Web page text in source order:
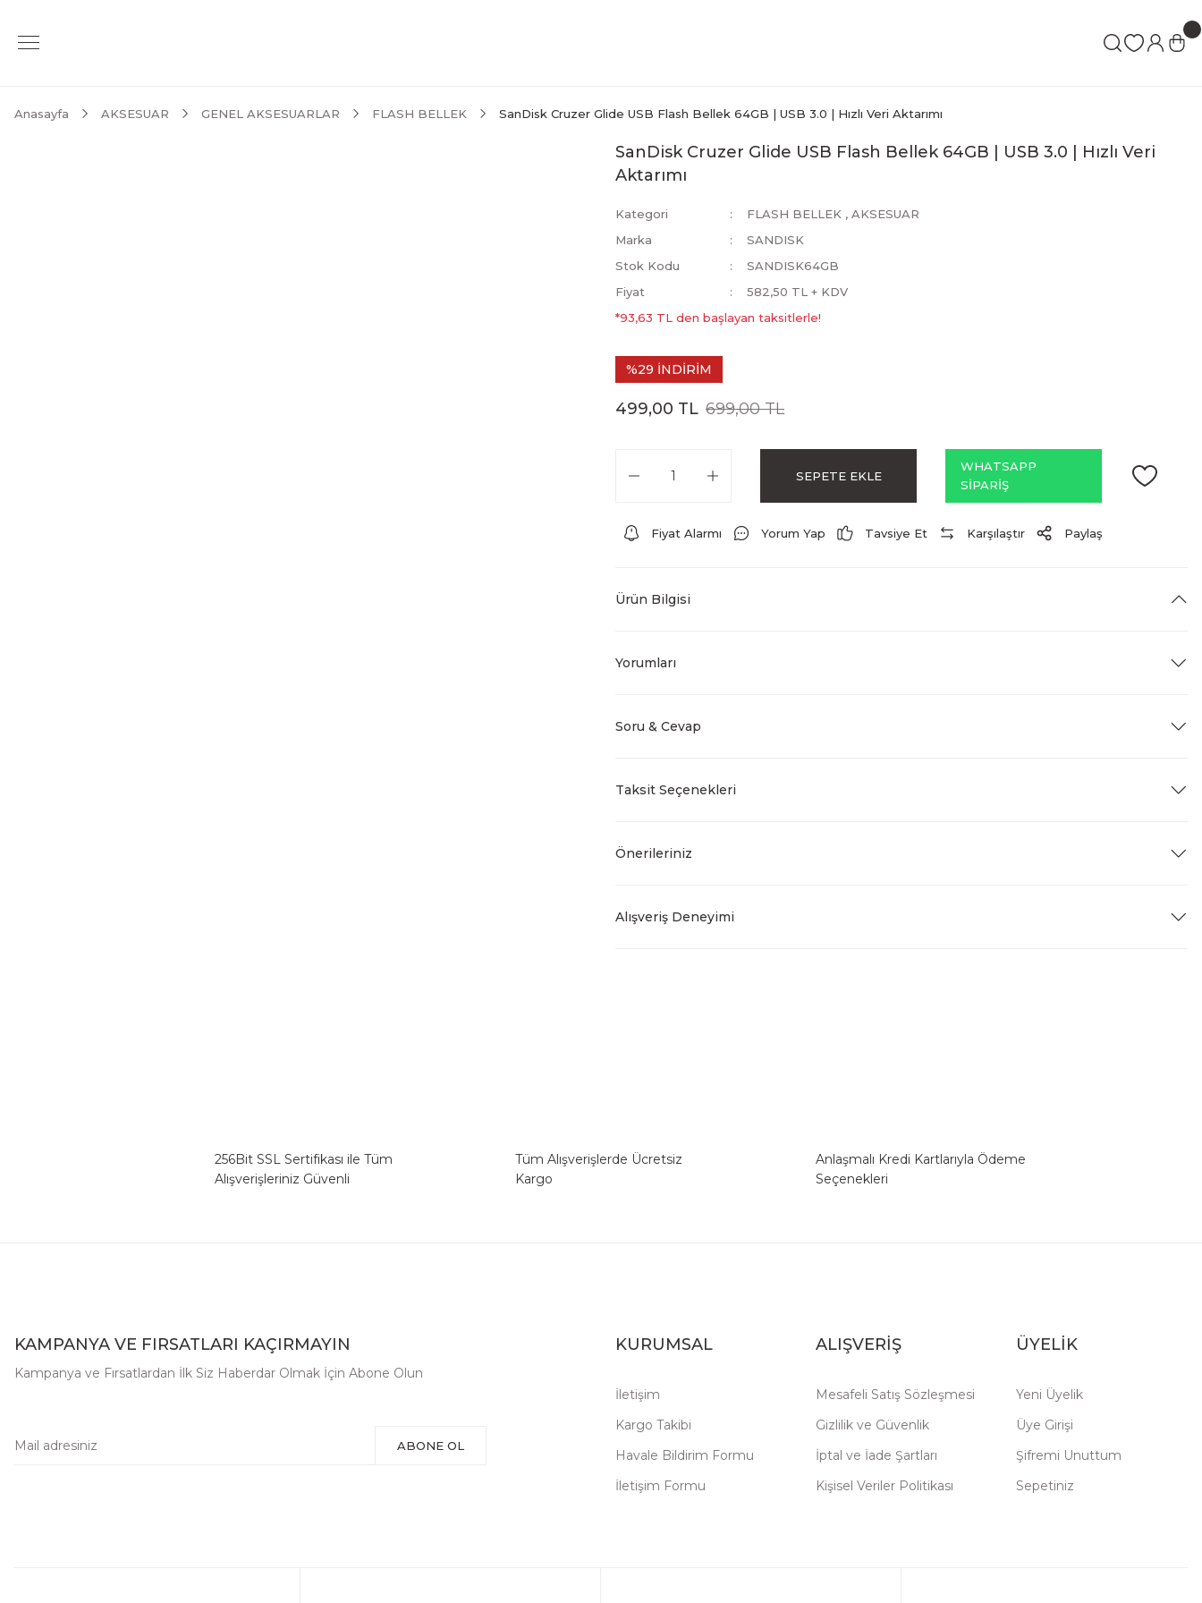
Anasayfa AKSESUAR GENEL AKSESUARLAR FLASH BELLEK SanDisk Cruzer Glide USB Flash Bellek 64GB | USB 3.0 | Hızlı Veri Aktarımı
SanDisk Cruzer Glide USB Flash Bellek 64GB | USB 3.0 | Hızlı Veri
Aktarımı
Kategori FLASH BELLEK , AKSESUAR
Marka
SANDISK
Stok Kodu
SANDISK64GB
Fiyat
582,50 TL + KDV
*93,63 TL den başlayan taksitlerle!
%29 İNDİRİM
499,00 TL 699,00 TL
SEPETE EKLE
WHATSAPP
SİPARİŞ
Fiyat Alarmı Yorum Yap Tavsiye Et Karşılaştır Paylaş
Ürün Bilgisi
Yorumları
Soru & Cevap
Taksit Seçenekleri
Önerileriniz
Alışveriş Deneyimi
256Bit SSL Sertifikası ile Tüm
Alışverişleriniz Güvenli
Tüm Alışverişlerde Ücretsiz
Kargo
Anlaşmalı Kredi Kartlarıyla Ödeme
Seçenekleri
KAMPANYA VE FIRSATLARI KAÇIRMAYIN
Kampanya ve Fırsatlardan İlk Siz Haberdar Olmak İçin Abone Olun
ABONE OL
KURUMSAL
İletişim
Kargo Takibi
Havale Bildirim Formu
İletişim Formu
ALIŞVERİŞ
Mesafeli Satış Sözleşmesi
Gizlilik ve Güvenlik
İptal ve İade Şartları
Kişisel Veriler Politikası
ÜYELİK
Yeni Üyelik
Üye Girişi
Şifremi Unuttum
Sepetiniz